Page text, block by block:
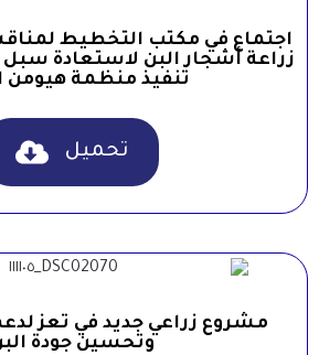
اجتماع في مكتب التخطيط
زراعة أشجار البن لاستعادة
تنفيذ منظمة هيومن
تحميل
مشروع زراعي جديد في تعز
وتحسين جودة